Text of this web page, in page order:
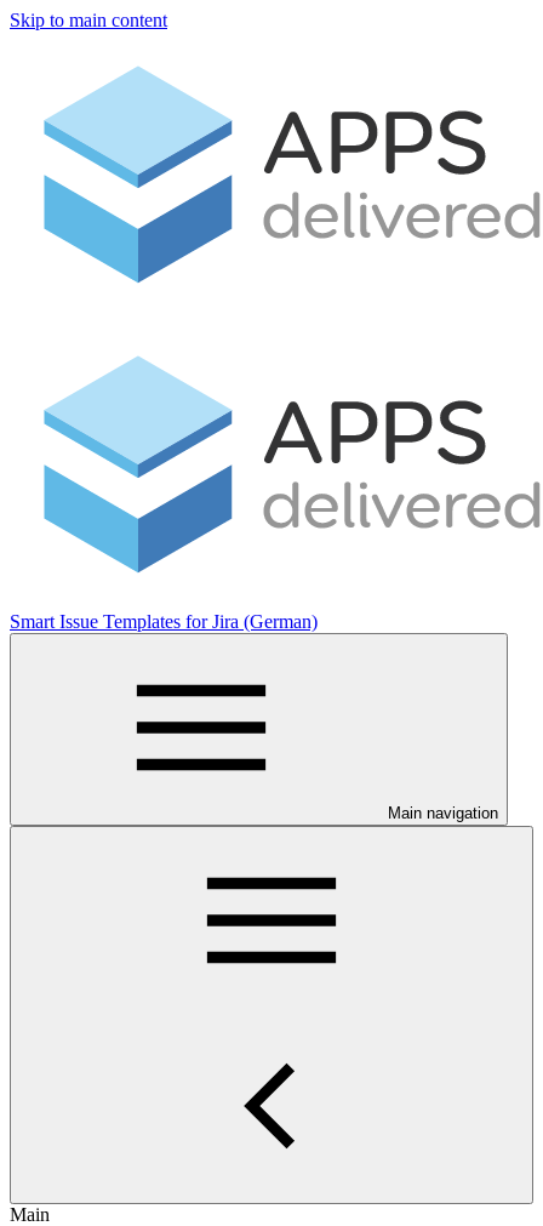
Skip to main content
Smart Issue Templates for Jira (German)
Main navigation
Main